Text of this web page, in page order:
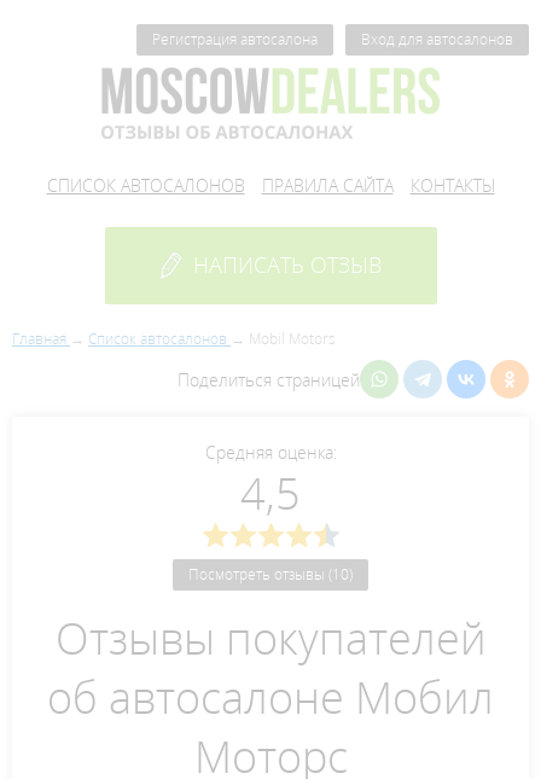
Регистрация автосалона Вход для автосалонов
СПИСОК АВТОСАЛОНОВ ПРАВИЛА САЙТА КОНТАКТЫ
НАПИСАТЬ ОТЗЫВ
Главная Список автосалонов Mobil Motors
Поделиться страницей
Средняя оценка:
4,5
Посмотреть отзывы (10)
Отзывы покупателей
об автосалоне Мобил
Моторс